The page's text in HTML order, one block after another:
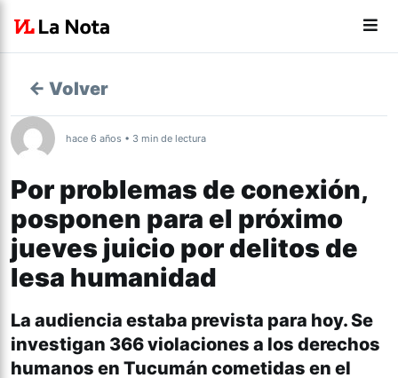
← Volver
hace 6 años • 3 min de lectura
Por problemas de conexión,
posponen para el próximo
jueves juicio por delitos de
lesa humanidad
La audiencia estaba prevista para hoy. Se
investigan 366 violaciones a los derechos
humanos en Tucumán cometidas en el